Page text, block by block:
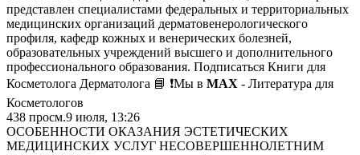
представлен специалистами федеральных и территориальных
медицинских организаций дерматовенерологического
профиля, кафедр кожных и венерических болезней,
образовательных учреждений высшего и дополнительного
профессионального образования. Подписаться Книги для
Косметолога Дерматолога 📘 ❗️Мы в MAX - Литература для
Косметологов
438 просм.9 июля, 13:26
ОСОБЕННОСТИ ОКАЗАНИЯ ЭСТЕТИЧЕСКИХ
МЕДИЦИНСКИХ УСЛУГ НЕСОВЕРШЕННОЛЕТНИМ